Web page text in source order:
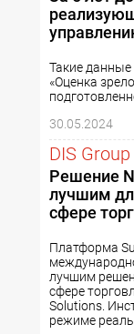
Такие
«Оценка
30.05.2024
DIS Group
Решение
лучшим
сфере
Платформа
лучшим
сфере
Solutions.
режиме